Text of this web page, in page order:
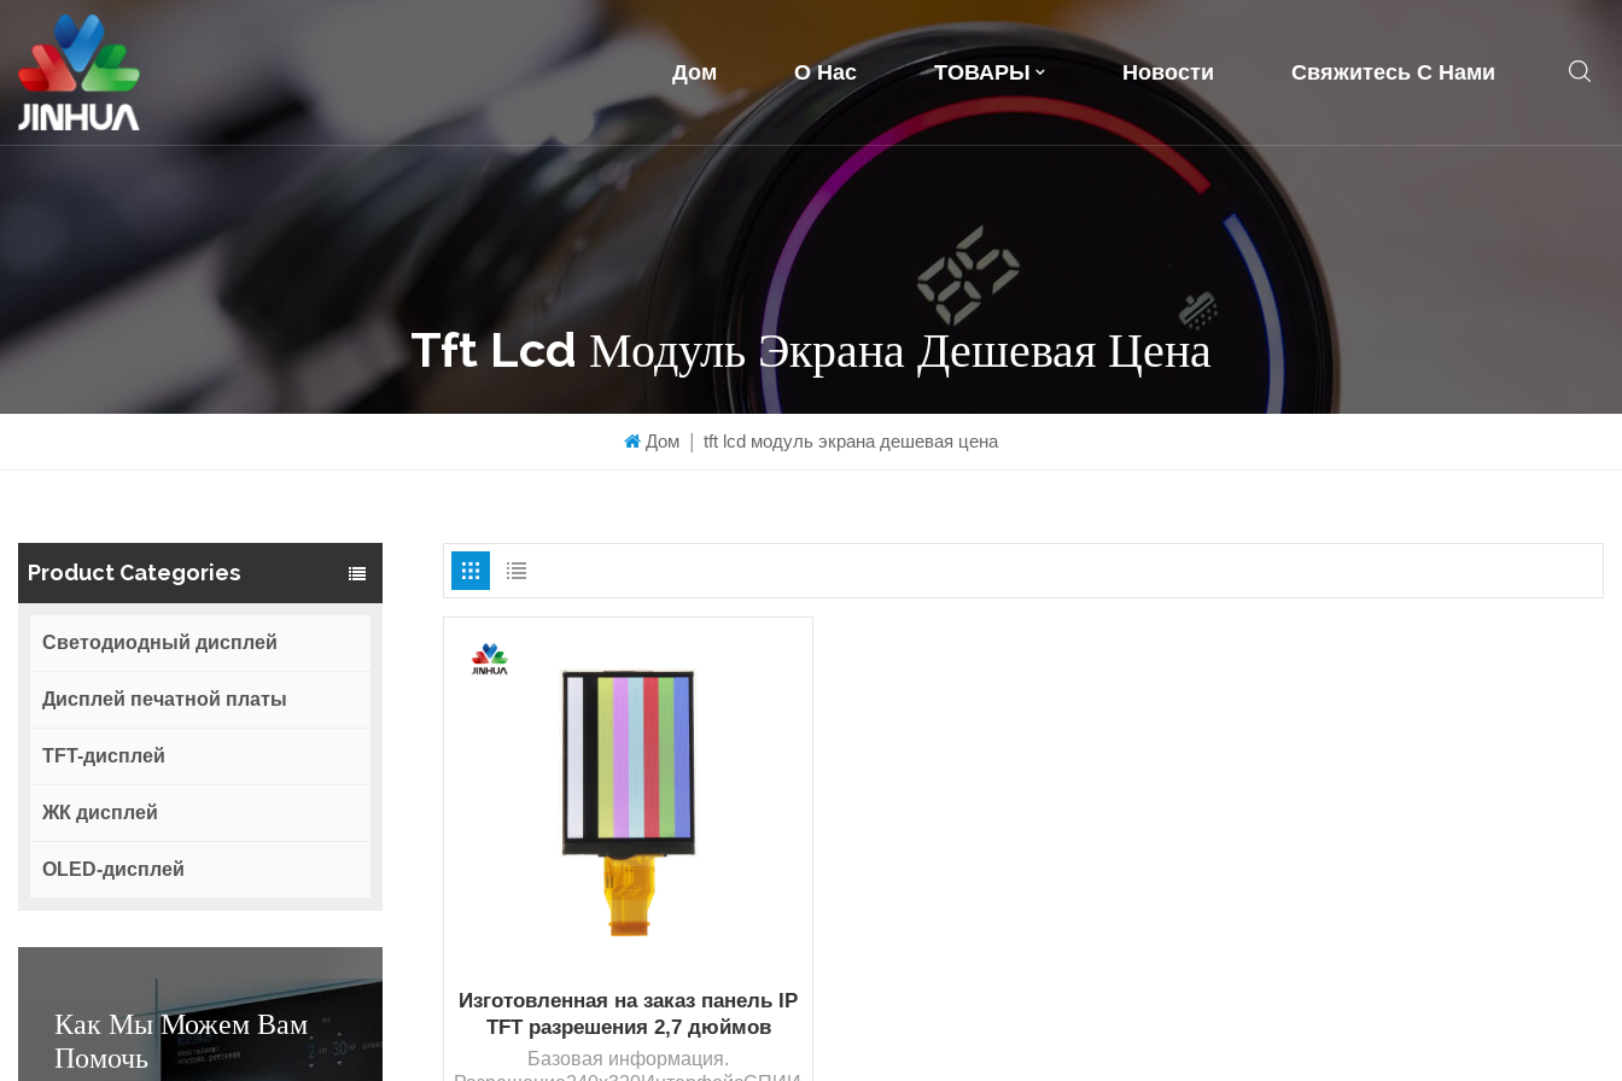
Дом О Нас ТОВАРЫ Новости Свяжитесь С Нами
Tft Lcd Модуль Экрана Дешевая Цена
Дом tft lcd модуль экрана дешевая цена
Product Categories
Светодиодный дисплей
Дисплей печатной платы
TFT-дисплей
ЖК дисплей
OLED-дисплей
Как Мы Можем Вам
Помочь
Изготовленная на заказ панель IP
TFT разрешения 2,7 дюймов
240X320 с сенсорной панелью
Базовая информация.